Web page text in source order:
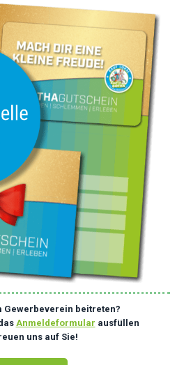
Gewerbeverein beitreten?
Anmeldeformular ausfüllen
uns auf Sie!